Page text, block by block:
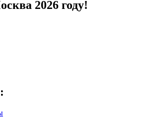
2026 году!